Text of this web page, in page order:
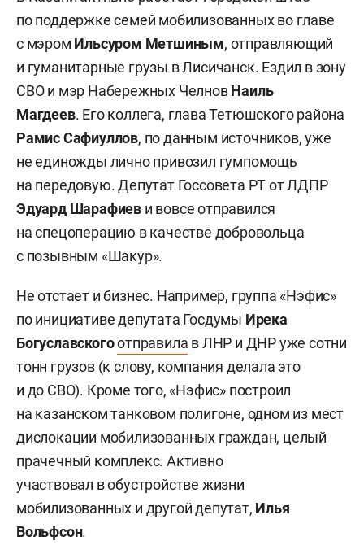
по поддержке семей мобилизованных во главе
с мэром Ильсуром Метшиным, отправляющий
и гуманитарные грузы в Лисичанск. Ездил в зону
СВО и мэр Набережных ЧелновНаиль
Магдеев. Его коллега, глава Тетюшского района
Рамис Сафиуллов, по данным источников, уже
не единожды лично привозил гумпомощь
на передовую. Депутат Госсовета РТ от ЛДПР
Эдуард Шарафиев и вовсе отправился
на спецоперацию в качестве добровольца
с позывным «Шакур».
Не отстает и бизнес. Например, группа «Нэфис»
по инициативе депутата Госдумы Ирека
Богуславскогоотправила в ЛНР и ДНР уже сотни
тонн грузов (к слову, компания делала это
и до СВО). Кроме того, «Нэфис» построил
на казанском танковом полигоне, одном из мест
дислокации мобилизованных граждан, целый
прачечный комплекс. Активно
участвовал в обустройстве жизни
мобилизованных и другой депутат, Илья
Вольфсон.